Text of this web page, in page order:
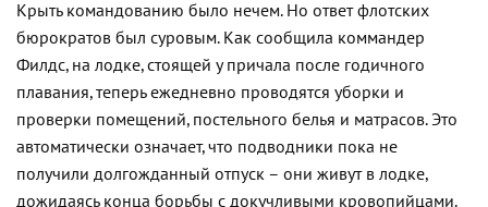
Крыть командованию было нечем. Но ответ флотских
бюрократов был суровым. Как сообщила коммандер
Филдс, на лодке, стоящей у причала после годичного
плавания, теперь ежедневно проводятся уборки и
проверки помещений, постельного белья и матрасов. Это
автоматически означает, что подводники пока не
получили долгожданный отпуск – они живут в лодке,
дожидаясь конца борьбы с докучливыми кровопийцами.